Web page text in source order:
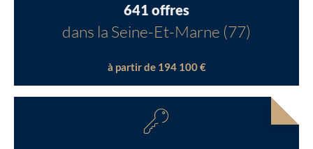
641 offres
dans la Seine-Et-Marne (77)
à partir de 194 100 €